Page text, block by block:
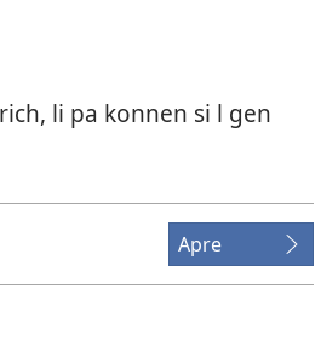
li pa konnen si l gen
Apre